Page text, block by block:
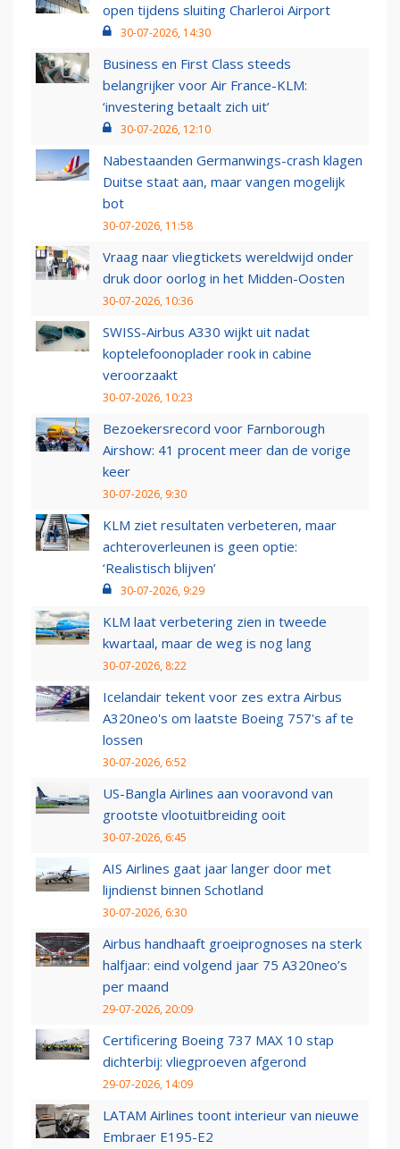
open tijdens sluiting Charleroi Airport
30-07-2026, 14:30
Business en First Class steeds
belangrijker voor Air France-KLM:
‘investering betaalt zich uit’
30-07-2026, 12:10
Nabestaanden Germanwings-crash klagen
Duitse staat aan, maar vangen mogelijk
bot
30-07-2026, 11:58
Vraag naar vliegtickets wereldwijd onder
druk door oorlog in het Midden-Oosten
30-07-2026, 10:36
SWISS-Airbus A330 wijkt uit nadat
koptelefoonoplader rook in cabine
veroorzaakt
30-07-2026, 10:23
Bezoekersrecord voor Farnborough
Airshow: 41 procent meer dan de vorige
keer
30-07-2026, 9:30
KLM ziet resultaten verbeteren, maar
achteroverleunen is geen optie:
‘Realistisch blijven’
30-07-2026, 9:29
KLM laat verbetering zien in tweede
kwartaal, maar de weg is nog lang
30-07-2026, 8:22
Icelandair tekent voor zes extra Airbus
A320neo's om laatste Boeing 757's af te
lossen
30-07-2026, 6:52
US-Bangla Airlines aan vooravond van
grootste vlootuitbreiding ooit
30-07-2026, 6:45
AIS Airlines gaat jaar langer door met
lijndienst binnen Schotland
30-07-2026, 6:30
Airbus handhaaft groeiprognoses na sterk
halfjaar: eind volgend jaar 75 A320neo’s
per maand
29-07-2026, 20:09
Certificering Boeing 737 MAX 10 stap
dichterbij: vliegproeven afgerond
29-07-2026, 14:09
LATAM Airlines toont interieur van nieuwe
Embraer E195-E2